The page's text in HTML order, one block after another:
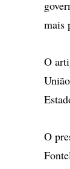
mais
O
O